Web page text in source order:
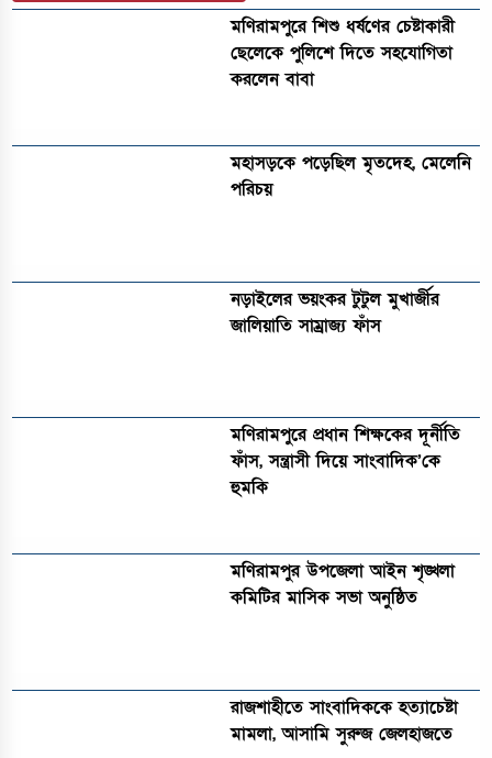
মণিরামপুরে শিশু ধর্ষণের চেষ্টাকারী
ছেলেকে পুলিশে দিতে সহযোগিতা
করলেন বাবা
মহাসড়কে পড়েছিল মৃতদেহ, মেলেনি
পরিচয়
নড়াইলের ভয়ংকর টুটুল মুখার্জীর
জালিয়াতি সাম্রাজ্য ফাঁস
মণিরামপুরে প্রধান শিক্ষকের দূর্নীতি
ফাঁস, সন্ত্রাসী দিয়ে সাংবাদিক’কে
হুমকি
মণিরামপুর উপজেলা আইন শৃঙ্খলা
কমিটির মাসিক সভা অনুষ্ঠিত‎‎
রাজশাহীতে সাংবাদিককে হত্যাচেষ্টা
মামলা, আসামি সুরুজ জেলহাজতে